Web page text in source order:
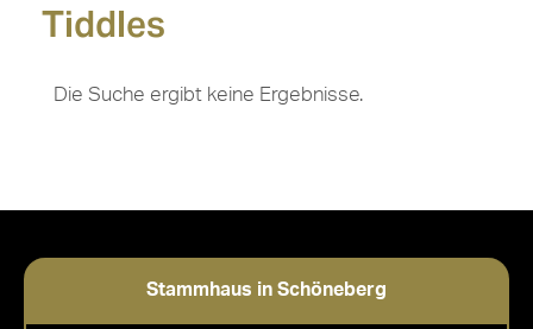
Tiddles
Die Suche ergibt keine Ergebnisse.
Stammhaus in Schöneberg